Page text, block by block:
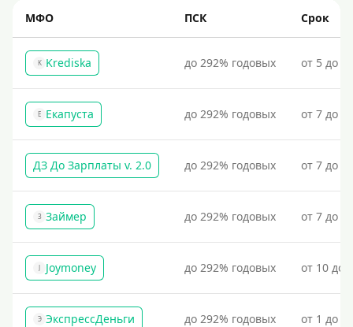
МФО ПСК Срок
K Krediska до 292% годовых от 5 до
Е Екапуста до 292% годовых от 7 до
ДЗ До Зарплаты v. 2.0 до 292% годовых от 7 до
З Займер до 292% годовых от 7 до
J Joymoney до 292% годовых от 10 до
Э ЭкспрессДеньги до 292% годовых от 1 до